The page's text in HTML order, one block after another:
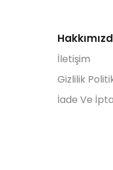
İletişim
Gizlilik
İade Ve